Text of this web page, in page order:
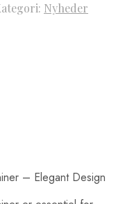
Nyheder
– Elegant Design